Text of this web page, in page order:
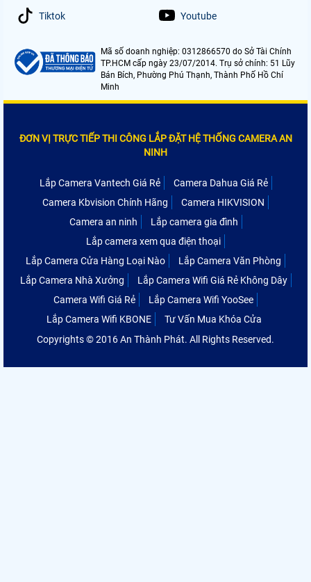
Tiktok Youtube
Mã số doanh nghiệp: 0312866570 do Sở Tài Chính
TP.HCM cấp ngày 23/07/2014. Trụ sở chính: 51 Lũy
Bán Bích, Phường Phú Thạnh, Thành Phố Hồ Chí
Minh
ĐƠN VỊ TRỰC TIẾP THI CÔNG LẮP ĐẶT HỆ THỐNG CAMERA AN
NINH
Lắp Camera Vantech Giá Rẻ
Camera Dahua Giá Rẻ
Camera Kbvision Chính Hãng
Camera HIKVISION
Camera an ninh
Lắp camera gia đình
Lắp camera xem qua điện thoại
Lắp Camera Cửa Hàng Loại Nào
Lắp Camera Văn Phòng
Lắp Camera Nhà Xưởng
Lắp Camera Wifi Giá Rẻ Không Dây
Camera Wifi Giá Rẻ
Lắp Camera Wifi YooSee
Lắp Camera Wifi KBONE
Tư Vấn Mua Khóa Cửa
Copyrights © 2016 An Thành Phát. All Rights Reserved.